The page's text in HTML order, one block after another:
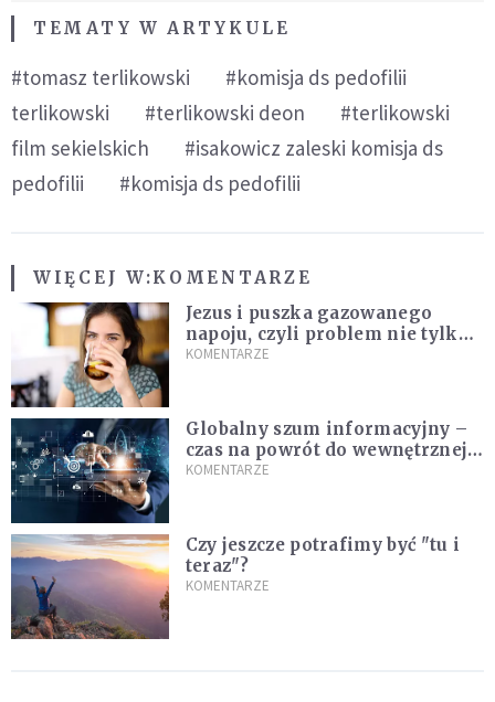
TEMATY W ARTYKULE
#tomasz terlikowski
#komisja ds pedofilii
terlikowski
#terlikowski deon
#terlikowski
film sekielskich
#isakowicz zaleski komisja ds
pedofilii
#komisja ds pedofilii
WIĘCEJ W:KOMENTARZE
Jezus i puszka gazowanego
napoju, czyli problem nie tylko
techniczny
KOMENTARZE
Globalny szum informacyjny –
czas na powrót do wewnętrznej
prawdy
KOMENTARZE
Czy jeszcze potrafimy być "tu i
teraz"?
KOMENTARZE